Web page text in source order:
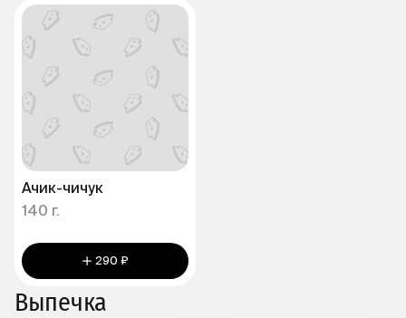
Ачик-чичук
140 г.
290 ₽
Выпечка